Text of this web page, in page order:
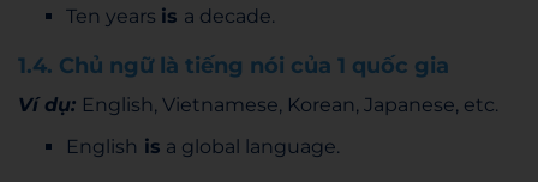
Ten years is a decade.
1.4. Chủ ngữ là tiếng nói của 1 quốc gia
Ví dụ: English, Vietnamese, Korean, Japanese, etc.
English is a global language.